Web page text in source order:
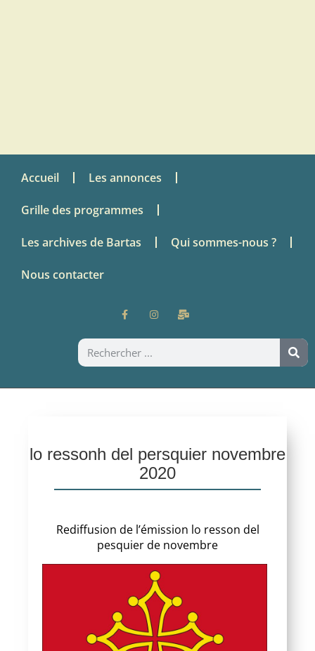
Accueil Les annonces
Grille des programmes
Les archives de Bartas Qui sommes-nous ?
Nous contacter
lo ressonh del persquier novembre
2020
Rediffusion de l’émission lo resson del
pesquier de novembre